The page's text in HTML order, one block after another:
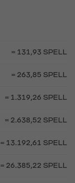
= 131,93 SPELL
= 263,85 SPELL
= 1.319,26 SPELL
= 2.638,52 SPELL
= 13.192,61 SPELL
= 26.385,22 SPELL